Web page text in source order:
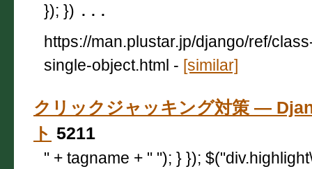
}); }) ...
https://man.plustar.jp/django/ref/
single-object.html - [similar]
クリックジャッキング対策 —
ト 5211
" + tagname + " "); } });